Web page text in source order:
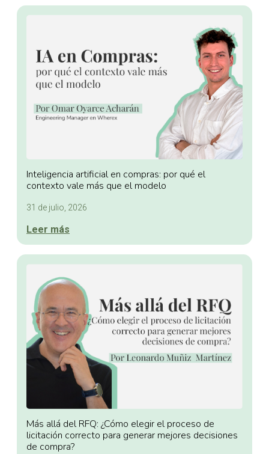
Inteligencia artificial en compras: por qué el
contexto vale más que el modelo
31 de julio, 2026
Leer más
Más allá del RFQ: ¿Cómo elegir el proceso de
licitación correcto para generar mejores decisiones
de compra?